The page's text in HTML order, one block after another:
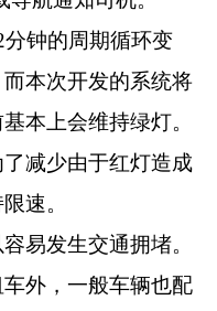
分钟的周期循环变
本次开发的系统将
本上会维持绿灯。
减少由于红灯造成
速。
发生交通拥堵。
外，一般车辆也配